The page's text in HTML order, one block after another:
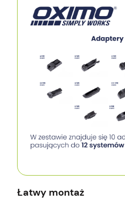
Łatwy montaż